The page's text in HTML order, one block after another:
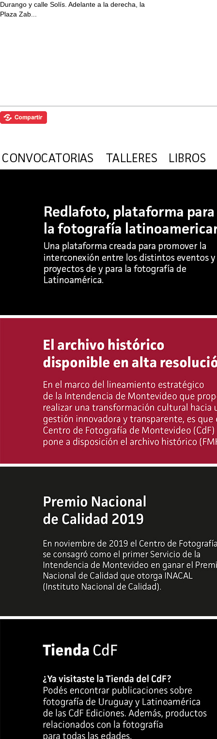
Durango y calle Solís. Adelante a la derecha, la
Plaza Zab...